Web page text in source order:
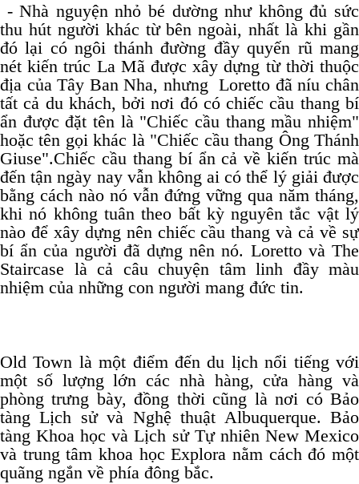
- Nhà nguyện nhỏ bé dường như không đủ sức
thu hút người khác từ bên ngoài, nhất là khi gần
đó lại có ngôi thánh đường đầy quyến rũ mang
nét kiến trúc La Mã được xây dựng từ thời thuộc
địa của Tây Ban Nha, nhưng Loretto đã níu chân
tất cả du khách, bởi nơi đó có chiếc cầu thang bí
ẩn được đặt tên là "Chiếc cầu thang mầu nhiệm"
hoặc tên gọi khác là "Chiếc cầu thang Ông Thánh
Giuse".Chiếc cầu thang bí ẩn cả về kiến trúc mà
đến tận ngày nay vẫn không ai có thể lý giải được
bằng cách nào nó vẫn đứng vững qua năm tháng,
khi nó không tuân theo bất kỳ nguyên tắc vật lý
nào để xây dựng nên chiếc cầu thang và cả về sự
bí ẩn của người đã dựng nên nó. Loretto và The
Staircase là cả câu chuyện tâm linh đầy màu
nhiệm của những con người mang đức tin.
Old Town là một điểm đến du lịch nổi tiếng với
một số lượng lớn các nhà hàng, cửa hàng và
phòng trưng bày, đồng thời cũng là nơi có Bảo
tàng Lịch sử và Nghệ thuật Albuquerque. Bảo
tàng Khoa học và Lịch sử Tự nhiên New Mexico
và trung tâm khoa học Explora nằm cách đó một
quãng ngắn về phía đông bắc.